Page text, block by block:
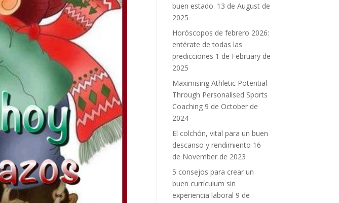
buen estado. 13 de August de
2025
Horóscopos de febrero 2026:
entérate de todas las
predicciones 1 de February de
2025
Maximising Athletic Potential
Through Personalised Sports
Coaching 9 de October de
2024
El colchón, vital para un buen
descanso y rendimiento 16
de November de 2023
5 consejos para crear un
buen currículum sin
experiencia laboral 9 de